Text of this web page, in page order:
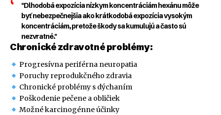
"Dlhodobá expozícia nízkym koncentráciám hexánu môže
byť nebezpečnejšia ako krátkodobá expozícia vysokým
koncentráciám, pretože škody sa kumulujú a často sú
nezvratné."
Chronické zdravotné problémy:
Progresívna periférna neuropatia
Poruchy reprodukčného zdravia
Chronické problémy s dýchaním
Poškodenie pečene a obličiek
Možné karcinogénne účinky